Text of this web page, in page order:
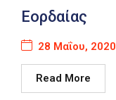
Εορδαίας
28 Μαΐου, 2020
Read More